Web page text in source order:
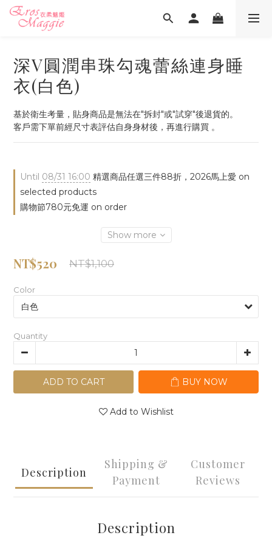
深V圓潤串珠勾魂蕾絲連身睡
衣(白色)
基於衛生考量，貼身商品是無法在"拆封"或"試穿"後退貨的。
客戶需下單前經尺寸表評估自身身材後，再進行購買 。
Until 08/31 16:00 精選商品任選三件88折，2026馬上愛 on
selected products
購物節780元免運 on order
Show more
NT$520 NT$1,100
Color
Quantity
ADD TO CART BUY NOW
Add to Wishlist
Description
Shipping &
Payment
Customer
Reviews
Description